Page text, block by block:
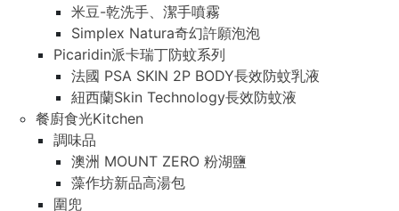
米豆-乾洗手、潔手噴霧
Simplex Natura奇幻許願泡泡
Picaridin派卡瑞丁防蚊系列
法國 PSA SKIN 2P BODY長效防蚊乳液
紐西蘭Skin Technology長效防蚊液
餐廚食光Kitchen
調味品
澳洲 MOUNT ZERO 粉湖鹽
藻作坊新品高湯包
圍兜